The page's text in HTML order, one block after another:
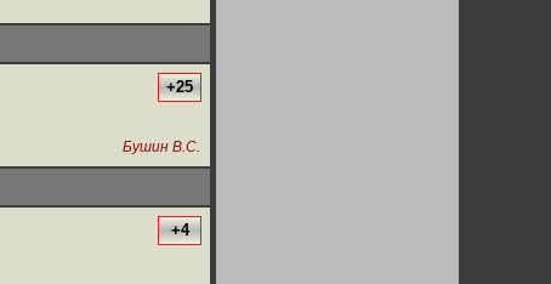
+25
Бушин В.С.
+4